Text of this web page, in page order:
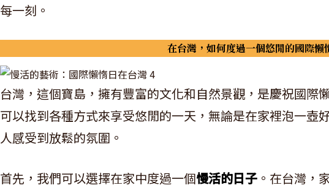
每一刻。
在台灣，如何度過一個悠閒的國際懶
台灣，這個寶島，擁有豐富的文化和自然景觀，是慶祝國際
可以找到各種方式來享受悠閒的一天，無論是在家裡泡一壺
人感受到放鬆的氛圍。
首先，我們可以選擇在家中度過一個慢活的日子 。在台灣，